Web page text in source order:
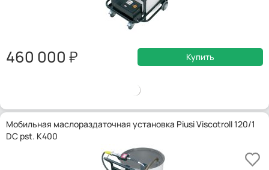
460 000 Купить
Мобильная маслораздаточная установка Piusi Viscotroll 120/1
DC pst. K400